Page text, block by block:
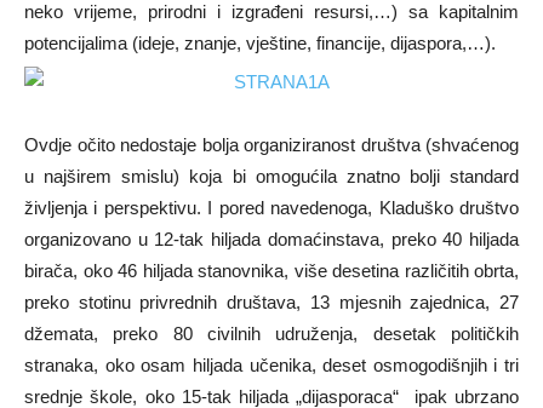
neko vrijeme, prirodni i izgrađeni resursi,…) sa kapitalnim
potencijalima (ideje, znanje, vještine, financije, dijaspora,…).
Ovdje očito nedostaje bolja organiziranost društva (shvaćenog
u najširem smislu) koja bi omogućila znatno bolji standard
življenja i perspektivu. I pored navedenoga, Kladuško društvo
organizovano u 12-tak hiljada domaćinstava, preko 40 hiljada
birača, oko 46 hiljada stanovnika, više desetina različitih obrta,
preko stotinu privrednih društava, 13 mjesnih zajednica, 27
džemata, preko 80 civilnih udruženja, desetak političkih
stranaka, oko osam hiljada učenika, deset osmogodišnjih i tri
srednje škole, oko 15-tak hiljada „dijasporaca“ ipak ubrzano